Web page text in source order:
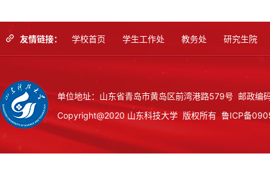
友情链接： 学校首页 学生工作处 教务处 研究生院
单位地址：山东省青岛市黄岛区前湾港路579号 邮政
Copyright@2020 山东科技大学 版权所有 鲁ICP备